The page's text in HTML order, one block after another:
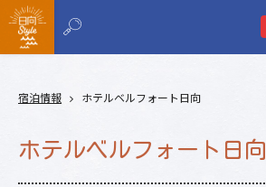
宿泊情報 ホテルベルフォート日向
ホテルベルフォート日向